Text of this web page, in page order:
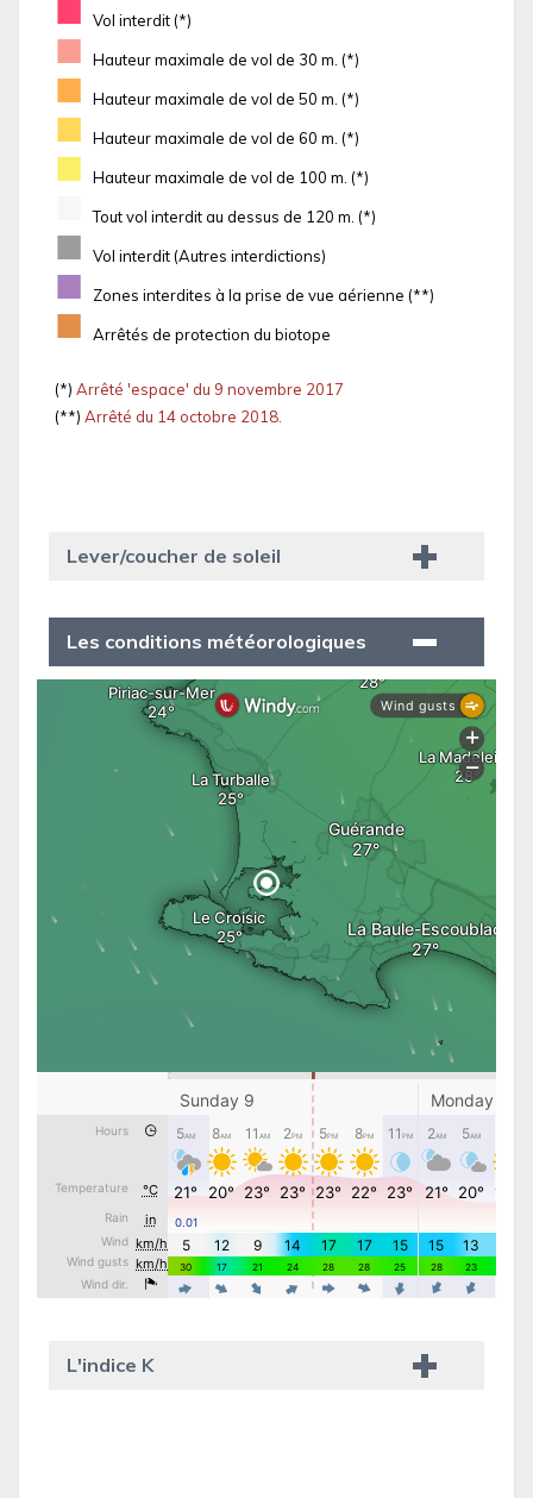
Vol interdit (*)
■ Hauteur maximale de vol de 30 m. (*)
■ Hauteur maximale de vol de 50 m. (*)
■ Hauteur maximale de vol de 60 m. (*)
■ Hauteur maximale de vol de 100 m. (*)
Tout vol interdit au dessus de 120 m. (*)
■ Vol interdit (Autres interdictions)
■ Zones interdites à la prise de vue aérienne (**)
■ Arrêtés de protection du biotope
(*) Arrêté 'espace' du 9 novembre 2017
(**) Arrêté du 14 octobre 2018.
Lever/coucher de soleil
Les conditions météorologiques
L'indice K